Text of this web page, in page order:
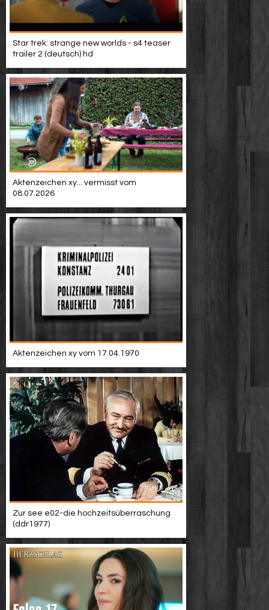
Star trek: strange new worlds - s4 teaser
trailer 2 (deutsch) hd
Aktenzeichen xy... vermisst vom
08.07.2026
Aktenzeichen xy vom 17.04.1970
Zur see e02-die hochzeitsüberraschung
(ddr1977)